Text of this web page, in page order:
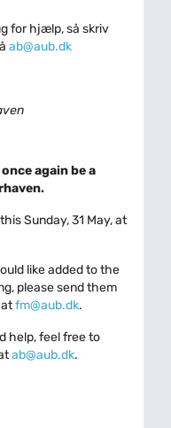
for hjælp, så skriv
ab@aub.dk
again be a
Sunday, 31 May, at
like added to the
please send them
atfm@aub.dk.
help, feel free to
ab@aub.dk.